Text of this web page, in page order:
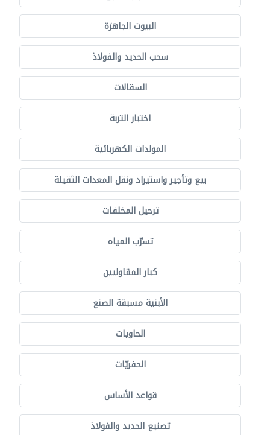
البيوت الجاهزة
سحب الحديد والفولاذ
السقالات
اختبار التربة
المولدات الكهربائية
بيع وتأجير واستيراد ونقل المعدات الثقيلة
ترحيل المخلفات
تسرّب المياه
كبار المقاوليين
الأبنية مسبقة الصنع
الحاويات
الحفريّات
قواعد الأساس
تصنيع الحديد والفولاذ